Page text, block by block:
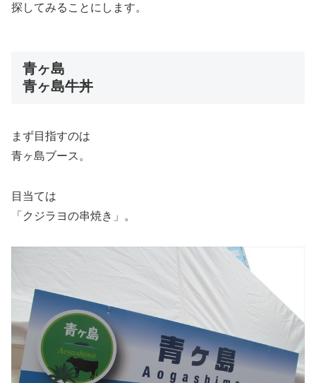
探してみることにします。
青ヶ島
青ヶ島牛丼
まず目指すのは
青ヶ島ブース。
目当ては
「クジラヨの串焼き」。